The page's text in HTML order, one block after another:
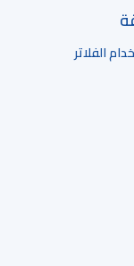
الفلاتر